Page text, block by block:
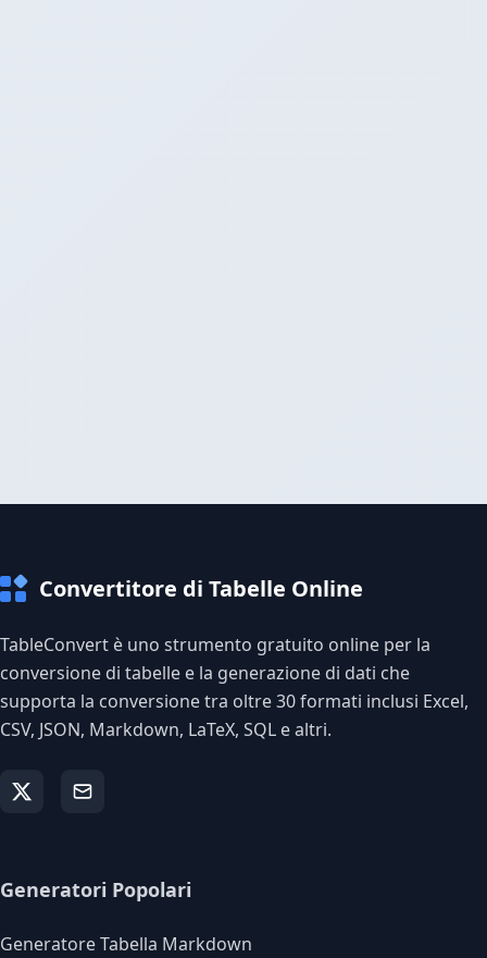
Convertitore di Tabelle Online
TableConvert è uno strumento gratuito online per la
conversione di tabelle e la generazione di dati che
supporta la conversione tra oltre 30 formati inclusi Excel,
CSV, JSON, Markdown, LaTeX, SQL e altri.
Generatori Popolari
Generatore Tabella Markdown